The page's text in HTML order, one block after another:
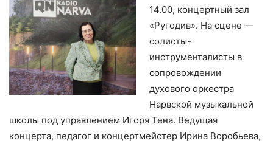
14.00, концертный зал
«Ругодив». На сцене —
солисты-
инструменталисты в
сопровождении
духового оркестра
Нарвской музыкальной
школы под управлением Игоря Тена. Ведущая
концерта, педагог и концертмейстер Ирина Воробьева,